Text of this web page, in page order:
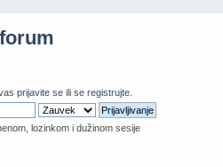
prijavite se ili se registrujte
lozinkom i dužinom sesije